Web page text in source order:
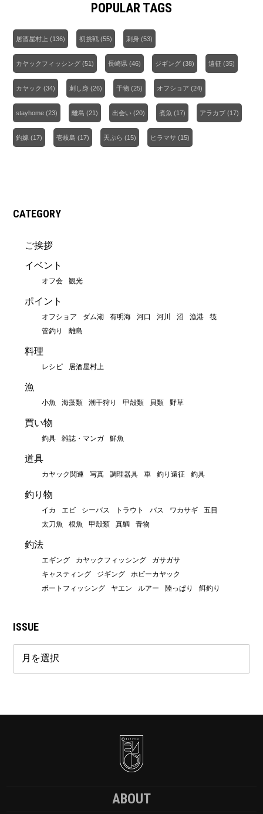
POPULAR TAGS
居酒屋村上 (136) 初挑戦 (55) 刺身 (53)
カヤックフィッシング (51) 長崎県 (46) ジギング (38) 遠征 (35)
カヤック (34) 刺し身 (26) 干物 (25) オフショア (24)
stayhome (23) 離島 (21) 出会い (20) 煮魚 (17) アラカブ (17)
釣嫁 (17) 壱岐島 (17) 天ぷら (15) ヒラマサ (15)
CATEGORY
ご挨拶
イベント
オフ会 観光
ポイント
オフショア ダム湖 有明海 河口 河川 沼 漁港
筏
管釣り
離島
料理
レシピ 居酒屋村上
漁
小魚 海藻類 潮干狩り 甲殻類 貝類 野草
買い物
釣具 雑誌・マンガ 鮮魚
道具
カヤック関連 写真 調理器具 車 釣り遠征 釣具
釣り物
イカ エビ シーバス トラウト バス ワカサギ
五目
太刀魚
根魚 甲殻類 真鯛 青物
釣法
エギング カヤックフィッシング
ガサガサ
キャスティング
ジギング
ホビーカヤック
ボートフィッシング
ヤエン ルアー 陸っぱり 餌釣り
ISSUE
ABOUT